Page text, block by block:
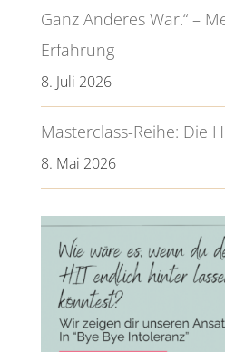
Ganz Anderes War.“ –
Erfahrung
8. Juli 2026
Masterclass-Reihe: Die
8. Mai 2026